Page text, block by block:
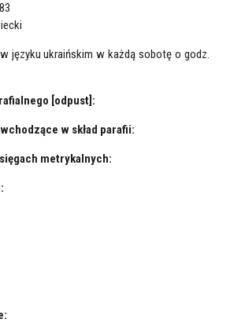
języku ukraińskim w każdą sobotę o godz.
[odpust]:
w skład parafii:
metrykalnych: